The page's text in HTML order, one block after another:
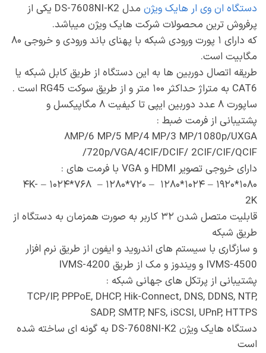
دستگاه ان وی ار هایک ویژن
مدل DS-7608NI-K2 یکی از
پرفروش ترین محصولات شرکت هایک ویژن میباشد.
که دارای ۱ پورت ورودی شبکه با پهنای باند ورودی و خروجی ۸۰
مگابیت است.
طریقه اتصال دوربین ها به این دستگاه از طریق کابل شبکه یا
CAT6 به متراژ حداکثر ۱۰۰ متر و از طریق سوکت RG45 است .
ساپورت ۸ عدد دوربین ایپی تا کیفیت ۸ مگاپیکسل و
پشتیبانی از فرمت ضبط :
۸MP/6 MP/5 MP/4 MP/3 MP/1080p/UXGA
/720p/VGA/4CIF/DCIF/ 2CIF/CIF/QCIF
دارای خروجی تصویر HDMI و VGA با فرمت های :
۱۰۸۰*۱۹۲۰ – ۱۰۲۴*۱۲۸۰ – ۷۲۰*۱۲۸۰ – ۷۶۸*۱۰۲۴ – ۴K-
2K
قابلیت متصل شدن ۳۲ کاربر به صورت همزمان به دستگاه از
طریق شبکه
و سازگاری با سیستم های اندروید و ایفون از طریق نرم افزار
IVMS-4500 و ویندوز و مک از طریق IVMS-4200
پشتیبانی از پرتکل های جهانی شبکه :
TCP/IP, PPPoE, DHCP, Hik-Connect, DNS, DDNS, NTP,
SADP, SMTP, NFS, iSCSI, UPnP, HTTPS
دستگاه هایک ویژن DS-7608NI-K2 به گونه ای ساخته شده
است